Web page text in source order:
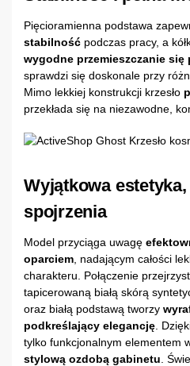
Pięcioramienna podstawa
stabilność podczas pracy, a
wygodne przemieszczanie się
sprawdzi się doskonale przy
Mimo lekkiej konstrukcji krzesło
przekłada się na niezawodne,
Wyjątkowa
spojrzenia
Model przyciąga uwagę
oparciem , nadającym całości
charakteru. Połączenie
tapicerowaną białą skórą
oraz białą podstawą tworzy
podkreślający elegancję .
tylko funkcjonalnym elementem
stylową ozdobą gabinetu .